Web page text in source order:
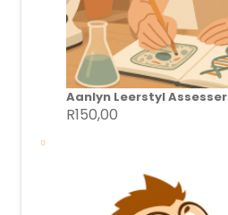
Aanlyn Leerstyl
R150,00